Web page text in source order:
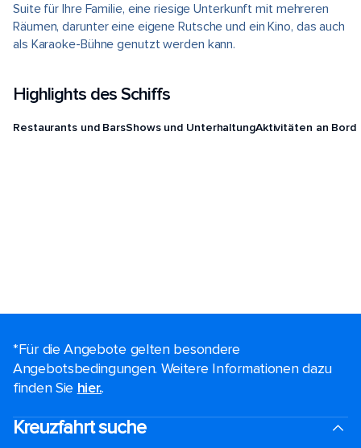
Suite für Ihre Familie, eine riesige Unterkunft mit mehreren
Räumen, darunter eine eigene Rutsche und ein Kino, das auch
als Karaoke-Bühne genutzt werden kann.
Highlights des Schiffs
Restaurants und BarsShows und UnterhaltungAktivitäten an Bord
*Für die Angebote gelten besondere
Angebotsbedingungen. Weitere Informationen dazu
finden Sie hier..
Kreuzfahrt suche